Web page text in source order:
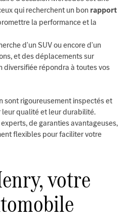
qui recherchent un bonrapport
la performance et la
d'un SUV ou encore d'un
et des déplacements sur
diversifiée répondra à toutes vos
sont rigoureusement inspectés et
qualité et leur durabilité.
de garanties avantageuses,
flexibles pour faciliter votre
votre